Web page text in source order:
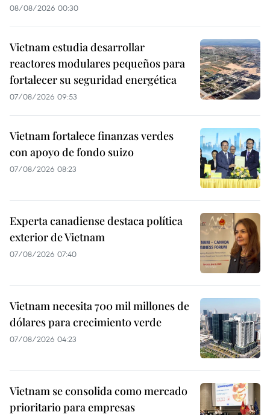
08/08/2026 00:30
Vietnam estudia desarrollar
reactores modulares pequeños para
fortalecer su seguridad energética
07/08/2026 09:53
Vietnam fortalece finanzas verdes
con apoyo de fondo suizo
07/08/2026 08:23
Experta canadiense destaca política
exterior de Vietnam
07/08/2026 07:40
Vietnam necesita 700 mil millones de
dólares para crecimiento verde
07/08/2026 04:23
Vietnam se consolida como mercado
prioritario para empresas